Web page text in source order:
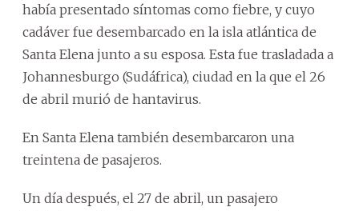
había presentado síntomas como fiebre, y cuyo
cadáver fue desembarcado en la isla atlántica de
Santa Elena junto a su esposa. Esta fue trasladada a
Johannesburgo (Sudáfrica), ciudad en la que el 26
de abril murió de hantavirus.
En Santa Elena también desembarcaron una
treintena de pasajeros.
Un día después, el 27 de abril, un pasajero